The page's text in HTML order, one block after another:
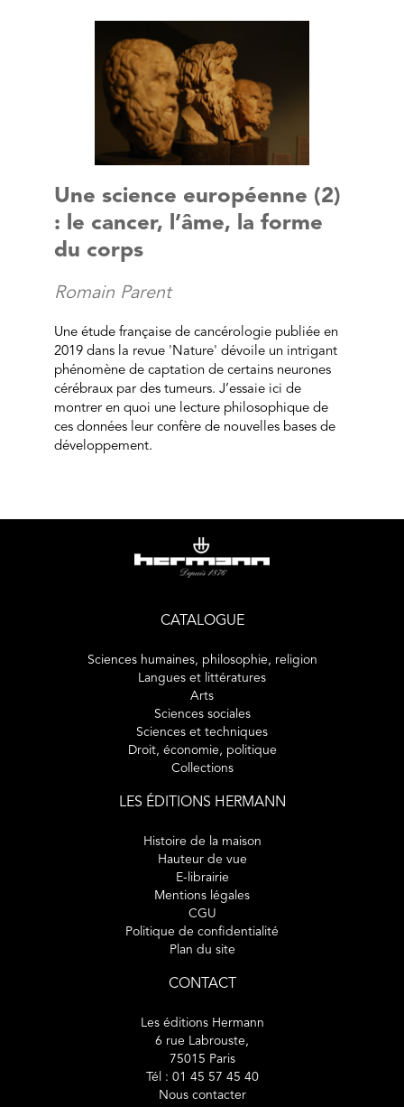
Une science européenne (2)
: le cancer, l’âme, la forme
du corps
Romain Parent
Une étude française de cancérologie publiée en
2019 dans la revue 'Nature' dévoile un intrigant
phénomène de captation de certains neurones
cérébraux par des tumeurs. J’essaie ici de
montrer en quoi une lecture philosophique de
ces données leur confère de nouvelles bases de
développement.
CATALOGUE
Sciences humaines, philosophie, religion
Langues et littératures
Arts
Sciences sociales
Sciences et techniques
Droit, économie, politique
Collections
LES ÉDITIONS HERMANN
Histoire de la maison
Hauteur de vue
E-librairie
Mentions légales
CGU
Politique de confidentialité
Plan du site
CONTACT
Les éditions Hermann
6 rue Labrouste,
75015 Paris
Tél : 01 45 57 45 40
Nous contacter